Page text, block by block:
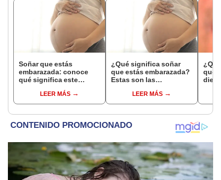
Soñar que estás
embarazada: conoce
qué significa este
LEER MÁS
¿Qué significa soñar
que estás embarazada?
Estas son las
comunesLEER MÁS
que